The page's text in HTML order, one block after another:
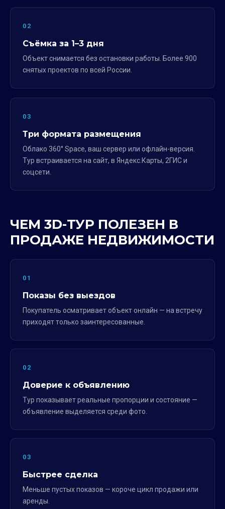
02
Съёмка за 1–3 дня
Объект снимается без остановки работы. Более 900
снятых проектов по всей России.
03
Три формата размещения
Облако 360° Space, ваш сервер или офлайн-версия.
Тур встраивается на сайт, в Яндекс.Карты, 2ГИС и
соцсети.
ЧЕМ 3D-ТУР ПОЛЕЗЕН В
ПРОДАЖЕ НЕДВИЖИМОСТИ
01
Показы без выездов
Покупатель осматривает объект онлайн — на встречу
приходят только заинтересованные.
02
Доверие к объявлению
Тур показывает реальные пропорции и состояние —
объявление выделяется среди фото.
03
Быстрее сделка
Меньше пустых показов — короче цикл продажи или
аренды.